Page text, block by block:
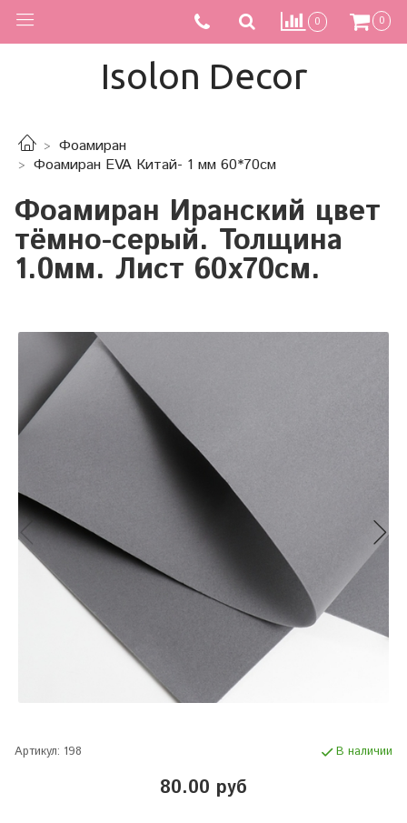
0 0
Isolon Decor
Фоамиран
Фоамиран EVA Китай- 1 мм 60*70см
Фоамиран Иранский цвет
тёмно-серый. Толщина
1.0мм. Лист 60х70см.
Артикул: 198 В наличии
80.00 руб